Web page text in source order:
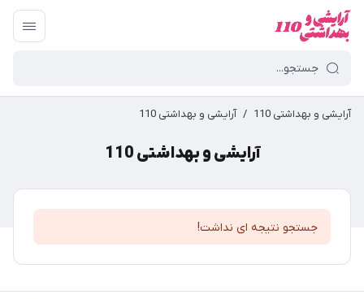
آرایشی و بهداشتی 110 / آرایشی و بهداشتی 110
آرایشی و بهداشتی 110
جستجو نتیجه ای نداشت!